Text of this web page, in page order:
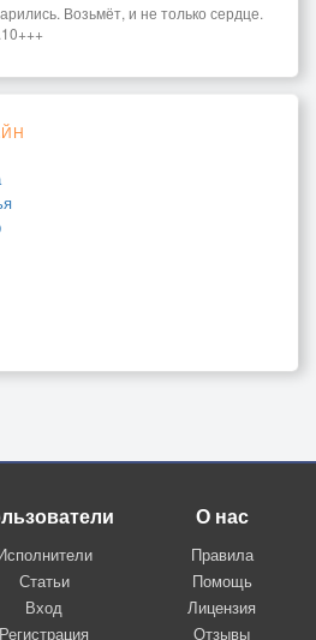
Возьмёт, и не только сердце.
Статьи
Вход
Регистрация
О нас
Правила
Помощь
Лицензия
Отзывы